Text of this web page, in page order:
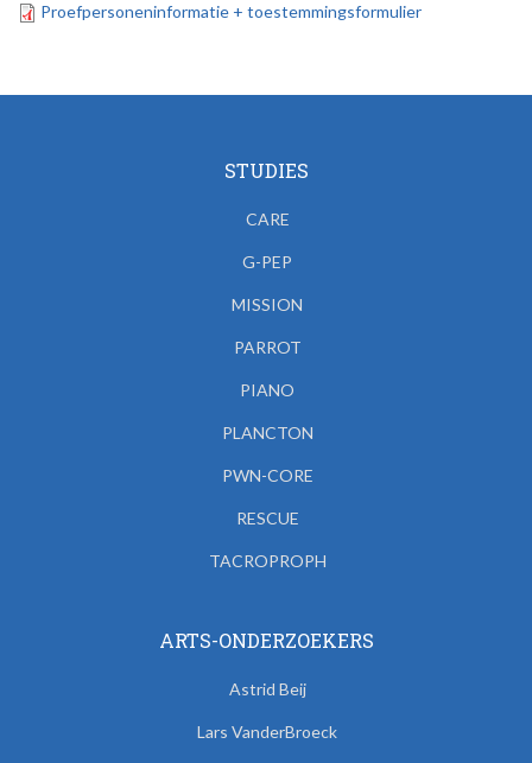
Proefpersoneninformatie + toestemmingsformulier
STUDIES
CARE
G-PEP
MISSION
PARROT
PIANO
PLANCTON
PWN-CORE
RESCUE
TACROPROPH
ARTS-ONDERZOEKERS
Astrid Beij
Lars VanderBroeck